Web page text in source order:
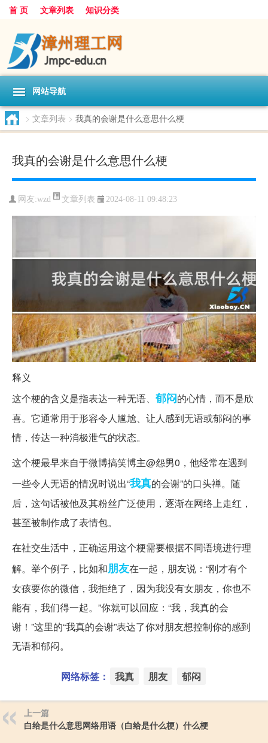
首 页 文章列表 知识分类
网站导航
> 文章列表 > 我真的会谢是什么意思什么梗
我真的会谢是什么意思什么梗
网友:wzd 文章列表 2024-08-11 09:48:23
释义
这个梗的含义是指表达一种无语、 郁闷的心情，而不是欣
喜。它通常用于形容令人尴尬、让人感到无语或郁闷的事
情，传达一种消极泄气的状态。
这个梗最早来自于微博搞笑博主@怨男0，他经常在遇到
一些令人无语的情况时说出“我真的会谢”的口头禅。随
后，这句话被他及其粉丝广泛使用，逐渐在网络上走红，
甚至被制作成了表情包。
在社交生活中，正确运用这个梗需要根据不同语境进行理
解。举个例子，比如和朋友在一起，朋友说：“刚才有个
女孩要你的微信，我拒绝了，因为我没有女朋友，你也不
能有，我们得一起。”你就可以回应：“我，我真的会
谢！”这里的“我真的会谢”表达了你对朋友想控制你的感到
无语和郁闷。
网络标签： 我真 朋友 郁闷
上一篇
白给是什么意思网络用语（白给是什么梗）什么梗